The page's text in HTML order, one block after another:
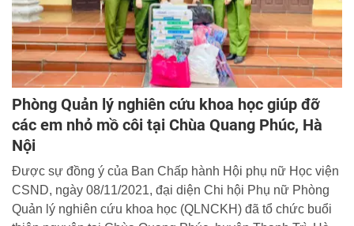
Phòng Quản lý nghiên cứu khoa học giúp đỡ
các em nhỏ mồ côi tại Chùa Quang Phúc, Hà
Nội
Được sự đồng ý của Ban Chấp hành Hội phụ nữ Học viện
CSND, ngày 08/11/2021, đại diện Chi hội Phụ nữ Phòng
Quản lý nghiên cứu khoa học (QLNCKH) đã tổ chức buổi